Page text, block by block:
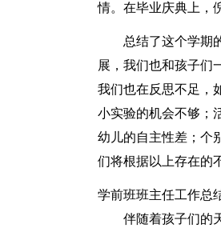
情。在毕业庆典上，
总结了这个学期
展，我们也和孩子们
我们也在反思不足，
小实验的机会不够；
幼儿的自主性差；个
们将根据以上存在的
学前班班主任工作总
伴随着孩子们的